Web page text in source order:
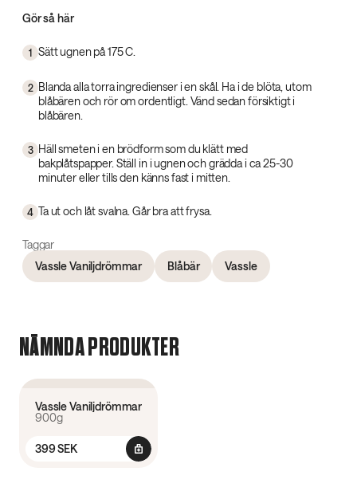
Gör så här
1 Sätt ugnen på 175 C.
2 Blanda alla torra ingredienser i en skål. Ha i de blöta, utom
blåbären och rör om ordentligt. Vänd sedan försiktigt i
blåbären.
3 Häll smeten i en brödform som du klätt med
bakplåtspapper. Ställ in i ugnen och grädda i ca 25-30
minuter eller tills den känns fast i mitten.
4 Ta ut och låt svalna. Går bra att frysa.
Taggar
Vassle Vaniljdrömmar
Blåbär Vassle
NÄMNDA PRODUKTER
Vassle Vaniljdrömmar
900g
399 SEK